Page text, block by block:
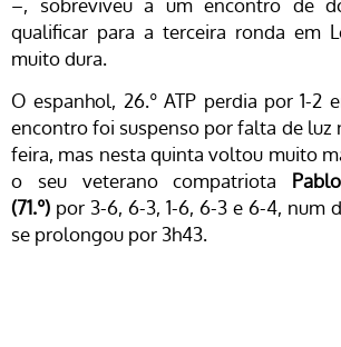
–, sobreviveu a um encontro de
qualificar para a terceira ronda em
muito dura.
O espanhol, 26.º ATP perdia por 1-2
encontro foi suspenso por falta de luz
feira, mas nesta quinta voltou muito
o seu veterano compatriota
(71.º) por 3-6, 6-3, 1-6, 6-3 e 6-4, num
se prolongou por 3h43.